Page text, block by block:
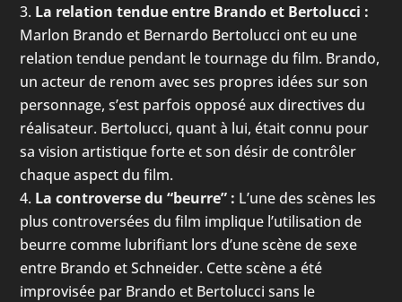
La relation tendue entre Brando et Bertolucci :
Marlon Brando et Bernardo Bertolucci ont eu une
relation tendue pendant le tournage du film. Brando,
un acteur de renom avec ses propres idées sur son
personnage, s’est parfois opposé aux directives du
réalisateur. Bertolucci, quant à lui, était connu pour
sa vision artistique forte et son désir de contrôler
chaque aspect du film.
La controverse du “beurre” : L’une des scènes les
plus controversées du film implique l’utilisation de
beurre comme lubrifiant lors d’une scène de sexe
entre Brando et Schneider. Cette scène a été
improvisée par Brando et Bertolucci sans le